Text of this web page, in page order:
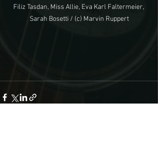
Filiz Tasdan, Miss Allie, Eva Karl Faltermeier,
Sarah Bosetti / (c) Marvin Ruppert